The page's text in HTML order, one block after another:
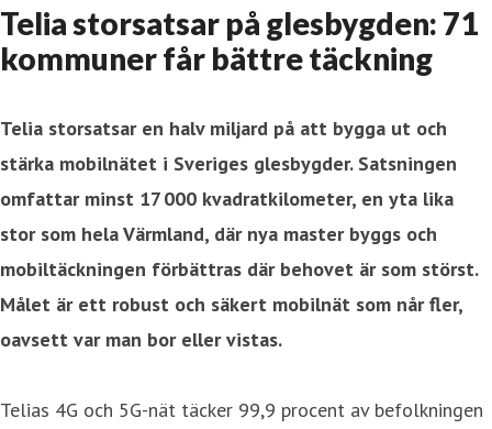
Telia storsatsar på glesbygden: 71
kommuner får bättre täckning
Telia storsatsar en halv miljard på att bygga ut och
stärka mobilnätet i Sveriges glesbygder. Satsningen
omfattar minst 17 000 kvadratkilometer, en yta lika
stor som hela Värmland, där nya master byggs och
mobiltäckningen förbättras där behovet är som störst.
Målet är ett robust och säkert mobilnät som når fler,
oavsett var man bor eller vistas.
Telias 4G och 5G-nät täcker 99,9 procent av befolkningen